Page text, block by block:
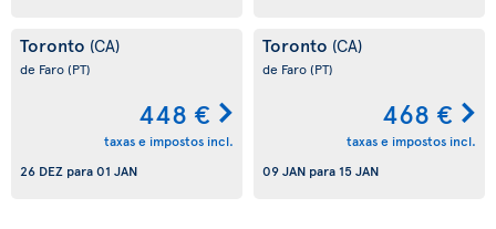
Toronto (CA)
de Faro(PT)
448 €
taxas e impostos incl.
26 DEZ para01 JAN
Toronto (CA)
de Faro(PT)
468 €
taxas e impostos incl.
09 JAN para 15 JAN